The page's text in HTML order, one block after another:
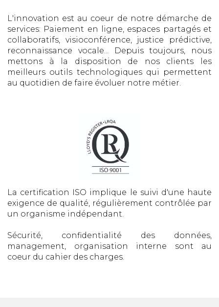
L'innovation est au coeur de notre démarche de
services: Paiement en ligne, espaces partagés et
collaboratifs, visioconférence, justice prédictive,
reconnaissance vocale... Depuis toujours, nous
mettons à la disposition de nos clients les
meilleurs outils technologiques qui permettent
au quotidien de faire évoluer notre métier.
La certification ISO implique le suivi d'une haute
exigence de qualité, régulièrement contrôlée par
un organisme indépendant.
Sécurité, confidentialité des données,
management, organisation interne sont au
coeur du cahier des charges.